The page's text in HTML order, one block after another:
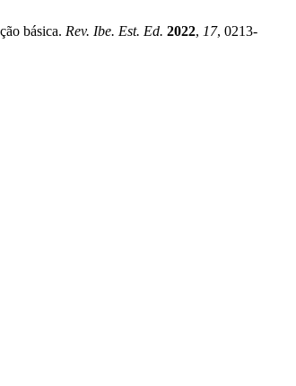
básica. Rev. Ibe. Est. Ed. 2022, 17, 0213-